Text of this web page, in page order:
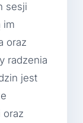
sesji
im
oraz
radzenia
jest
oraz